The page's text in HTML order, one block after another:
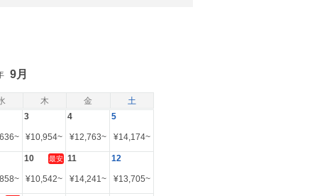
木 金 土
9月
~
3
¥10,954~
4
¥12,763~
5
¥14,174~
~
10 最安
¥10,542~
11
¥14,241~
12
¥13,705~